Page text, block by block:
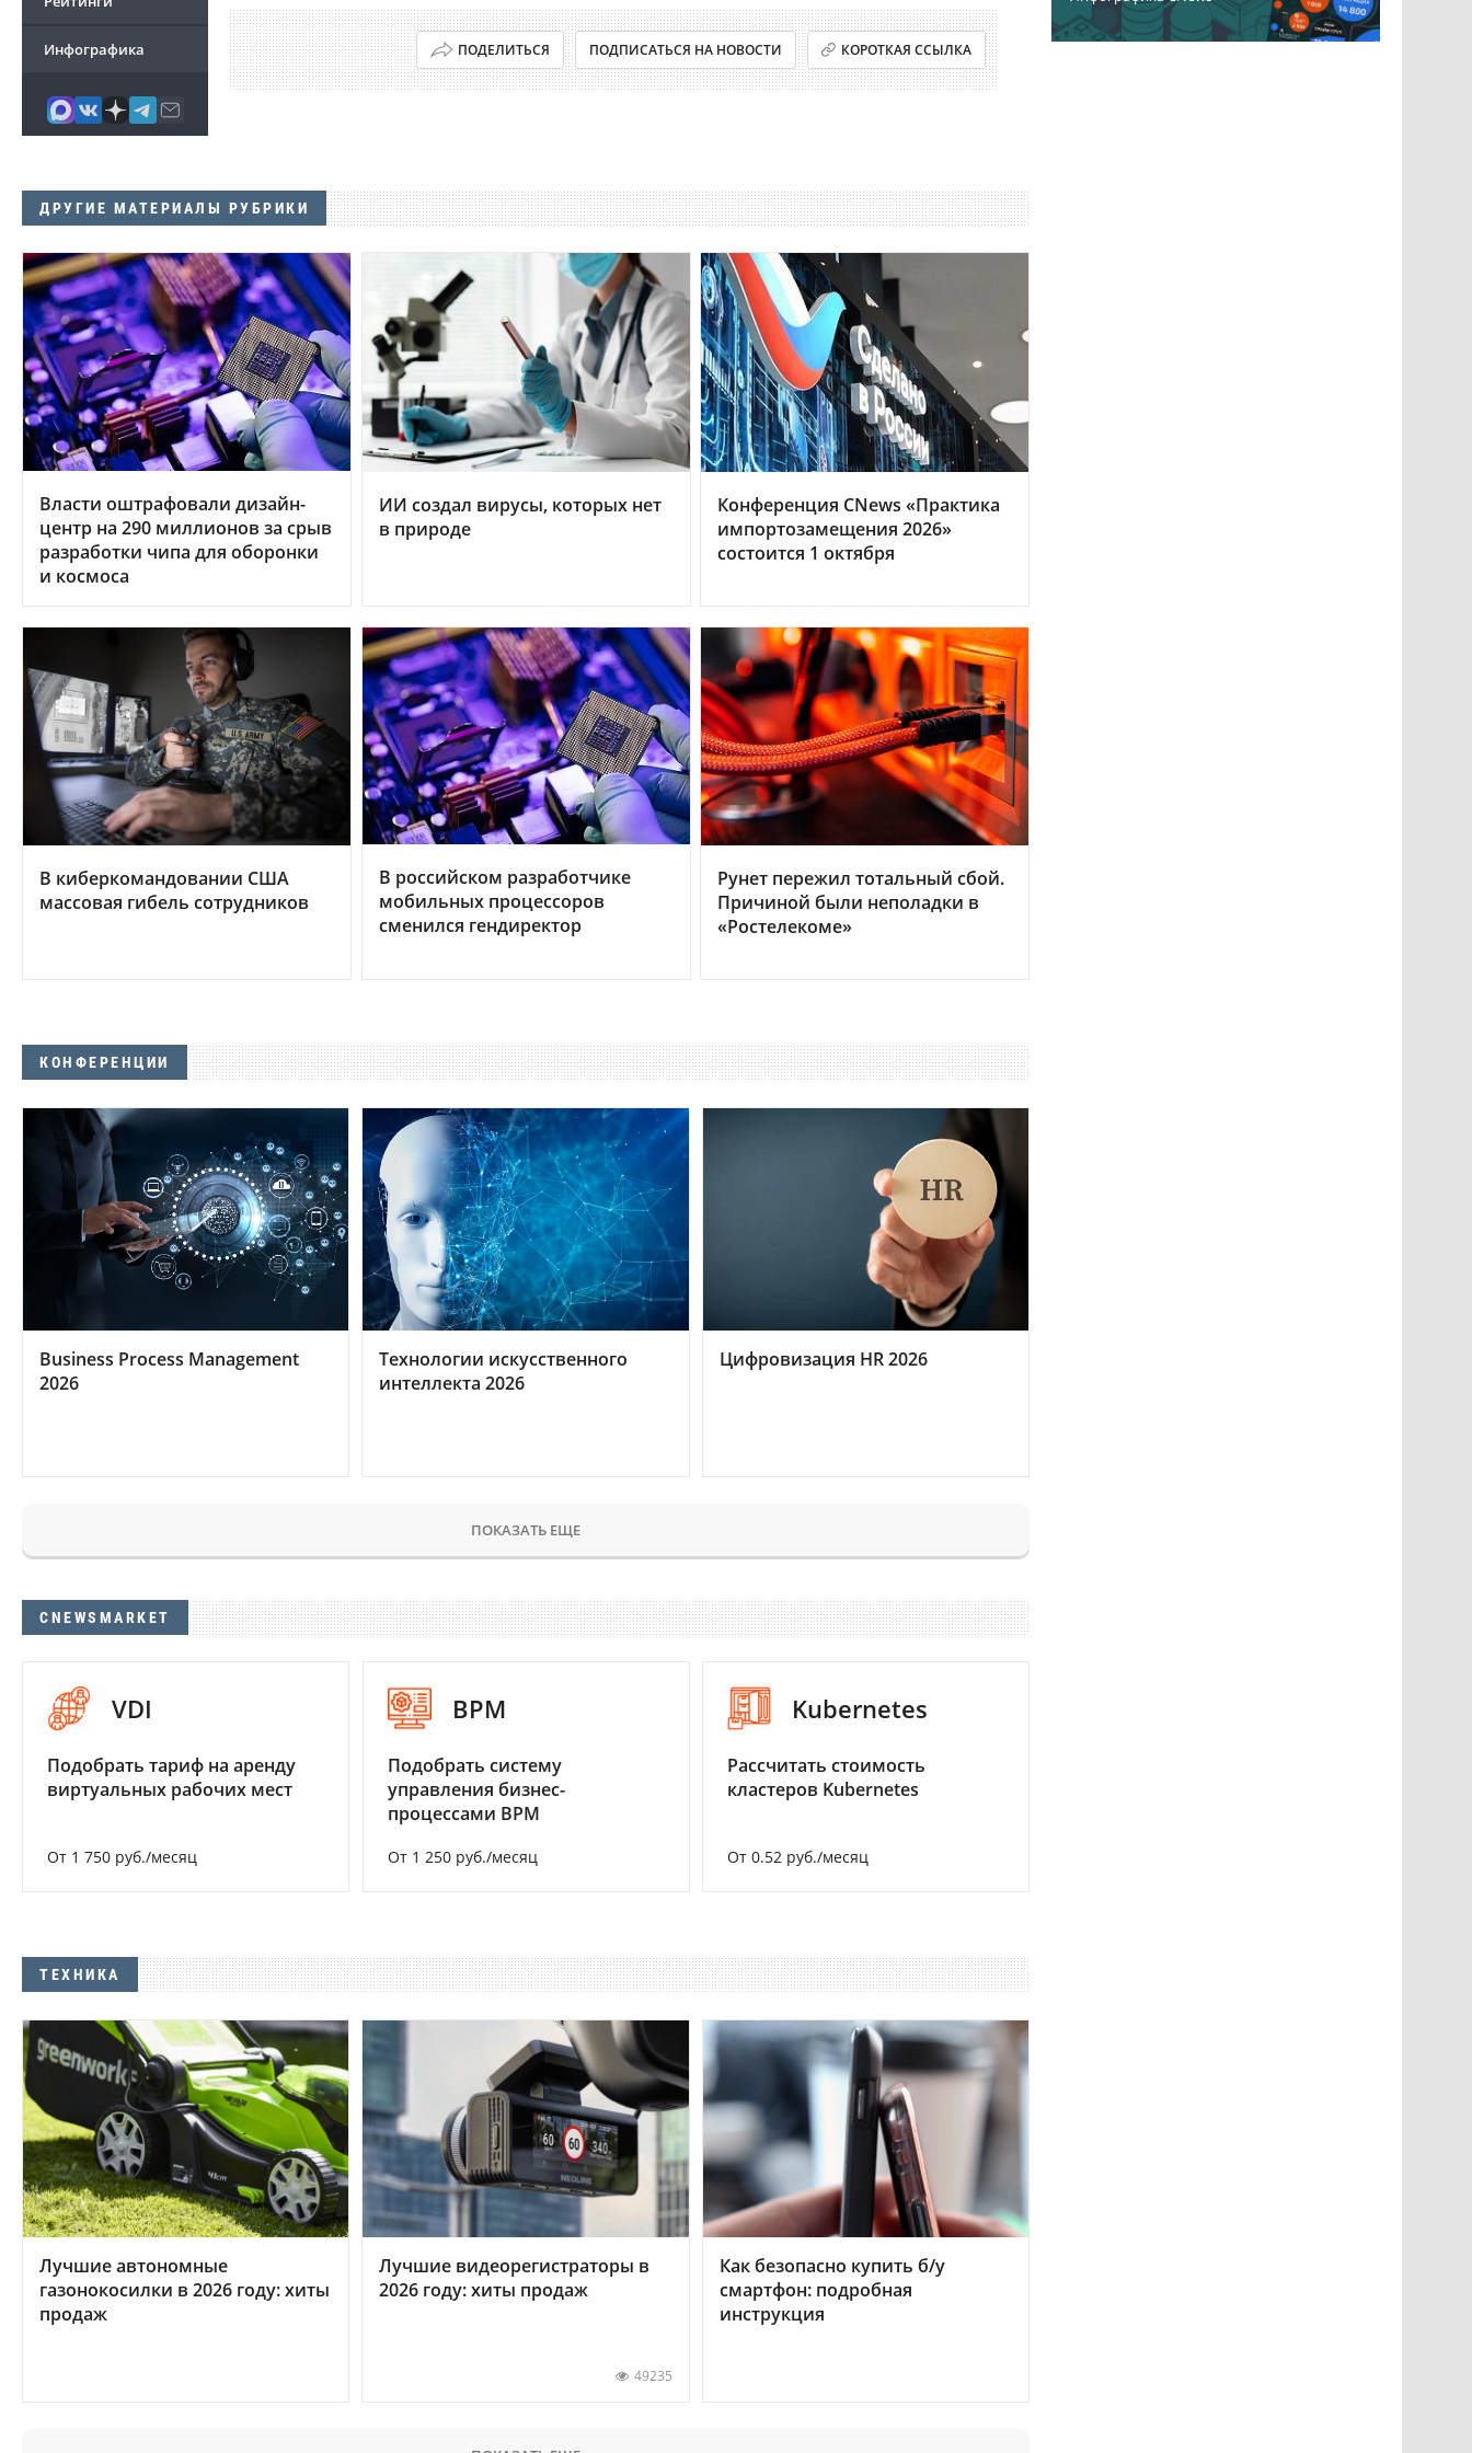
Инфографика ПОДЕЛИТЬСЯ ПОДПИСАТЬСЯ НА НОВОСТИ КОРОТКАЯ ССЫЛКА
ДРУГИЕ МАТЕРИАЛЫ РУБРИКИ
Власти оштрафовали дизайн-
центр на 290 миллионов за срыв
разработки чипа для оборонки
и космоса
ИИ создал вирусы, которых нет
в природе
Конференция CNews «Практика
импортозамещения 2026»
состоится 1 октября
В киберкомандовании США
массовая гибель сотрудников
В российском разработчике
мобильных процессоров
сменился гендиректор
Рунет пережил тотальный сбой.
Причиной были неполадки в
«Ростелекоме»
КОНФЕРЕНЦИИ
Business Process Management
2026
Технологии искусственного
интеллекта 2026
Цифровизация HR 2026
ПОКАЗАТЬ ЕЩЕ
CNEWSMARKET
VDI
Подобрать тариф на аренду
виртуальных рабочих мест
От 1 750 руб./месяц
BPM
Подобрать систему
управления бизнес-
процессами BPM
От 1 250 руб./месяц
Kubernetes
Рассчитать стоимость
кластеров Kubernetes
От 0.52 руб./месяц
ТЕХНИКА
Лучшие автономные
газонокосилки в 2026 году: хиты
продаж
Лучшие видеорегистраторы в
2026 году: хиты продаж
49235
Как безопасно купить б/у
смартфон: подробная
инструкция